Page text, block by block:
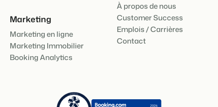
Marketing
Marketing en ligne
Marketing Immobilier
Booking Analytics
À propos de nous
Customer Success
Emplois / Carrières
Contact